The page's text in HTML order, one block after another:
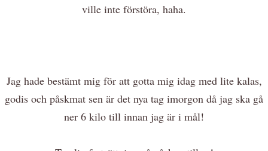
ville inte förstöra, haha.
Jag hade bestämt mig för att gotta mig idag med lite kalas,
godis och påskmat sen är det nya tag imorgon då jag ska gå
ner 6 kilo till innan jag är i mål!